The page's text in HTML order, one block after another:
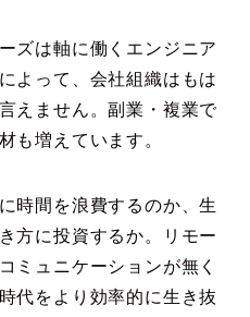
ズは軸に働くエンジニア
よって、会社組織はもは
えません。副業・複業で
も増えています。
時間を浪費するのか、生
方に投資するか。リモー
ミュニケーションが無く
代をより効率的に生き抜